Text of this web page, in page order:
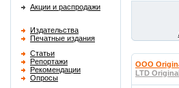
Акции и распродажи
Издательства
Печатные издания
Статьи
Репортажи
Рекомендации
Опросы
ООО
LTD